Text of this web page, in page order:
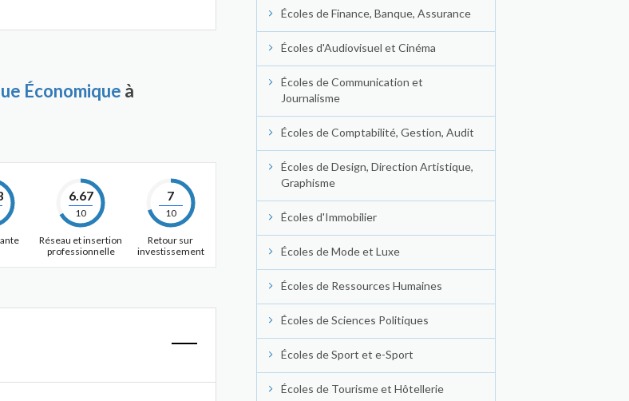
Économique à
6.67
10
Réseau et insertion
professionnelle
7
10
Retour sur
investissement
Écoles de Finance, Banque, Assurance
Écoles d'Audiovisuel et Cinéma
Écoles de Communication et
Journalisme
Écoles de Comptabilité, Gestion, Audit
Écoles de Design, Direction Artistique,
Graphisme
Écoles d'Immobilier
Écoles de Mode et Luxe
Écoles de Ressources Humaines
Écoles de Sciences Politiques
Écoles de Sport et e-Sport
Écoles de Tourisme et Hôtellerie